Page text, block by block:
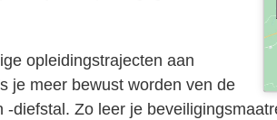
opleidingstrajecten aan
je meer bewust worden ven de
-diefstal. Zo leer je